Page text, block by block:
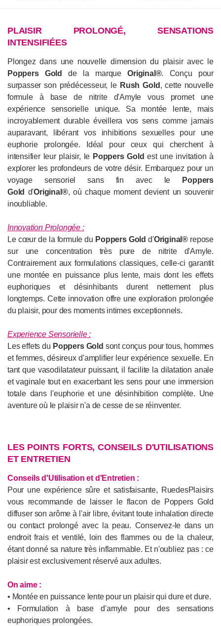
PLAISIR PROLONGÉ, SENSATIONS
INTENSIFIÉES
Plongez dans une nouvelle dimension du plaisir avec le
Poppers Gold
de la marqueOriginal®. Conçu pour
surpasser son prédécesseur, le Rush Gold , cette nouvelle
formule à base de nitrite d'Amyle vous promet une
expérience sensorielle unique. Sa montée lente, mais
incroyablement durable éveillera vos sens comme jamais
auparavant, libérant vos inhibitions sexuelles pour une
euphorie prolongée. Idéal pour ceux qui cherchent à
intensifier leur plaisir, le Poppers Gold est une invitation à
explorer les profondeurs de votre désir. Embarquez pour un
voyage sensoriel sans fin avec le
Poppers
Gold d'Original®, où chaque moment devient un souvenir
inoubliable.
Innovation Prolongée :
Le cœur de la formule du Poppers Gold d'Original® repose
sur une concentration très pure de nitrite d'Amyle.
Contrairement aux formulations classiques, celle-ci garantit
une montée en puissance plus lente, mais dont les effets
euphoriques et désinhibants durent nettement plus
longtemps. Cette innovation offre une exploration prolongée
du plaisir, pour des moments intimes exceptionnels.
Experience Sensorielle:
Les effets du Poppers Gold sont conçus pour tous, hommes
et femmes, désireux d'amplifier leur expérience sexuelle. En
tant que vasodilatateur puissant, il facilite la dilatation anale
et vaginale tout en exacerbant les sens pour une immersion
totale dans l'euphorie et une désinhibition complète. Une
aventure où le plaisir n'a de cesse de se réinventer.
LES POINTS FORTS, CONSEILS D'UTILISATIONS
ET ENTRETIEN
Conseils d'Utilisation et d'Entretien :
Pour une expérience sûre et satisfaisante, RuedesPlaisirs
vous recommande de laisser le flacon de Poppers Gold
diffuser son arôme à l'air libre, évitant toute inhalation directe
ou contact prolongé avec la peau. Conservez-le dans un
endroit frais et ventilé, loin des flammes ou de la chaleur,
étant donné sa nature très inflammable. Et n'oubliez pas : ce
plaisir est exclusivement réservé aux adultes.
On aime :
• Montée en puissance lente pour un plaisir qui dure et dure.
• Formulation à base d'amyle pour des sensations
euphoriques prolongées.